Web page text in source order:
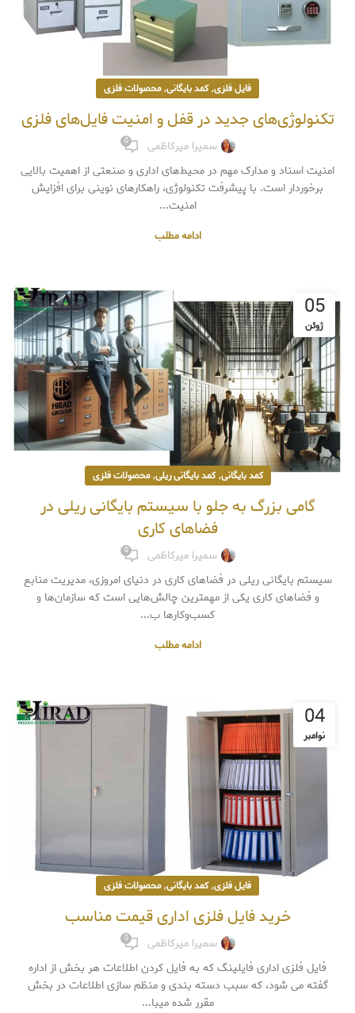
فایل فلزی,کمد بایگانی,محصولات فلزی
تکنولوژی‌های جدید در قفل و امنیت فایل‌های فلزی
سمیرا میرکاظمی 0
امنیت اسناد و مدارک مهم در محیط‌های اداری و صنعتی از اهمیت بالایی
برخوردار است. با پیشرفت تکنولوژی، راهکارهای نوینی برای افزایش
امنیت...
ادامه مطلب
05
ژوئن
کمد بایگانی,کمد بایگانی ریلی,محصولات فلزی
گامی بزرگ به جلو با سیستم بایگانی ریلی در
فضاهای کاری
سمیرا میرکاظمی 0
سیستم بایگانی ریلی در فضاهای کاری در دنیای امروزی، مدیریت منابع
و فضاهای کاری یکی از مهمترین چالش‌هایی است که سازمان‌ها و
کسب‌وکارها ب...
ادامه مطلب
04
نوامبر
فایل فلزی,کمد بایگانی,محصولات فلزی
خرید فایل فلزی اداری قیمت مناسب
سمیرا میرکاظمی 0
فایل فلزی اداری فایلینگ که به فایل کردن اطلاعات هر بخش از اداره
گفته می شود، که سبب دسته بندی و منظم سازی اطلاعات در بخش
مقرر شده میبا...